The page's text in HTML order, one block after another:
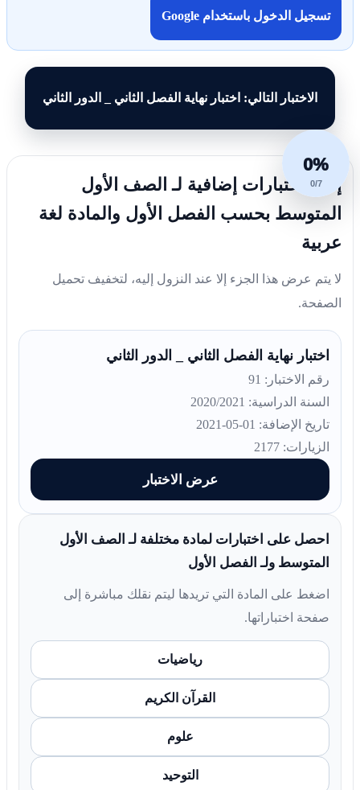
تسجيل الدخول باستخدام Google
الاختبار التالي: اختبار نهاية الفصل الثاني _ الدور الثاني
0%
0/7
إليك اختبارات إضافية لـ الصف الأول
المتوسط بحسب الفصل الأول والمادة لغة
عربية
لا يتم عرض هذا الجزء إلا عند النزول إليه، لتخفيف تحميل
الصفحة.
اختبار نهاية الفصل الثاني _ الدور الثاني
رقم الاختبار: 91
السنة الدراسية: 2020/2021
تاريخ الإضافة: 01-05-2021
الزيارات: 2177
عرض الاختبار
احصل على اختبارات لمادة مختلفة لـ الصف الأول
المتوسط ولـ الفصل الأول
اضغط على المادة التي تريدها ليتم نقلك مباشرة إلى
صفحة اختباراتها.
رياضيات
القرآن الكريم
علوم
التوحيد